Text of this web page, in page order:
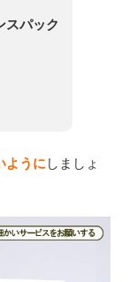
スパック
ように しましょ